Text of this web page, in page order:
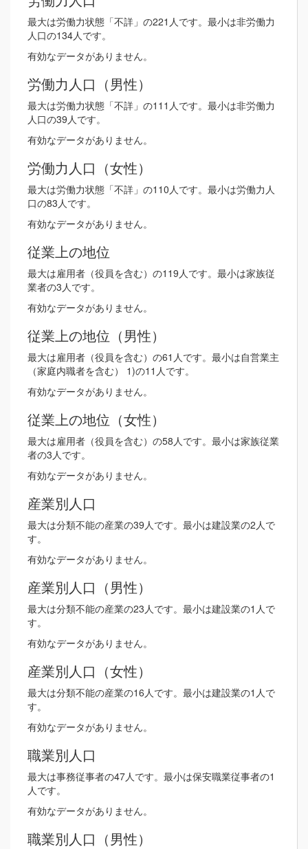
最大は労働力状態「不詳」の221人です。最小は非労働力
人口の134人です。
有効なデータがありません。
労働力人口（男性）
最大は労働力状態「不詳」の111人です。最小は非労働力
人口の39人です。
有効なデータがありません。
労働力人口（女性）
最大は労働力状態「不詳」の110人です。最小は労働力人
口の83人です。
有効なデータがありません。
従業上の地位
最大は雇用者（役員を含む）の119人です。最小は家族従
業者の3人です。
有効なデータがありません。
従業上の地位（男性）
最大は雇用者（役員を含む）の61人です。最小は自営業主
（家庭内職者を含む） 1)の11人です。
有効なデータがありません。
従業上の地位（女性）
最大は雇用者（役員を含む）の58人です。最小は家族従業
者の3人です。
有効なデータがありません。
産業別人口
最大は分類不能の産業の39人です。最小は建設業の2人で
す。
有効なデータがありません。
産業別人口（男性）
最大は分類不能の産業の23人です。最小は建設業の1人で
す。
有効なデータがありません。
産業別人口（女性）
最大は分類不能の産業の16人です。最小は建設業の1人で
す。
有効なデータがありません。
職業別人口
最大は事務従事者の47人です。最小は保安職業従事者の1
人です。
有効なデータがありません。
職業別人口（男性）